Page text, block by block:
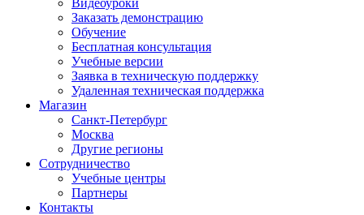
Заказать демонстрацию
Обучение
Бесплатная консультация
Учебные версии
Заявка в техническую поддержку
Удаленная техническая поддержка
Магазин
Санкт-Петербург
Москва
Другие регионы
Сотрудничество
Учебные центры
Партнеры
Контакты